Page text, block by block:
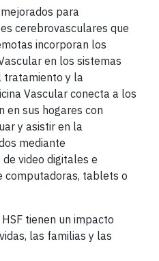
para
cerebrovasculares que
incorporan los
en los sistemas
tratamiento y la
Vascular conecta a los
en sus hogares con
y asistir en la
mediante
video digitales e
computadoras, tablets o
tienen un impacto
las familias y las